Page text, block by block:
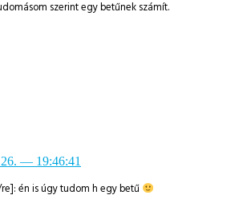
szerint egy betűnek számít.
— 19:46:41
én is úgy tudom h egy betű